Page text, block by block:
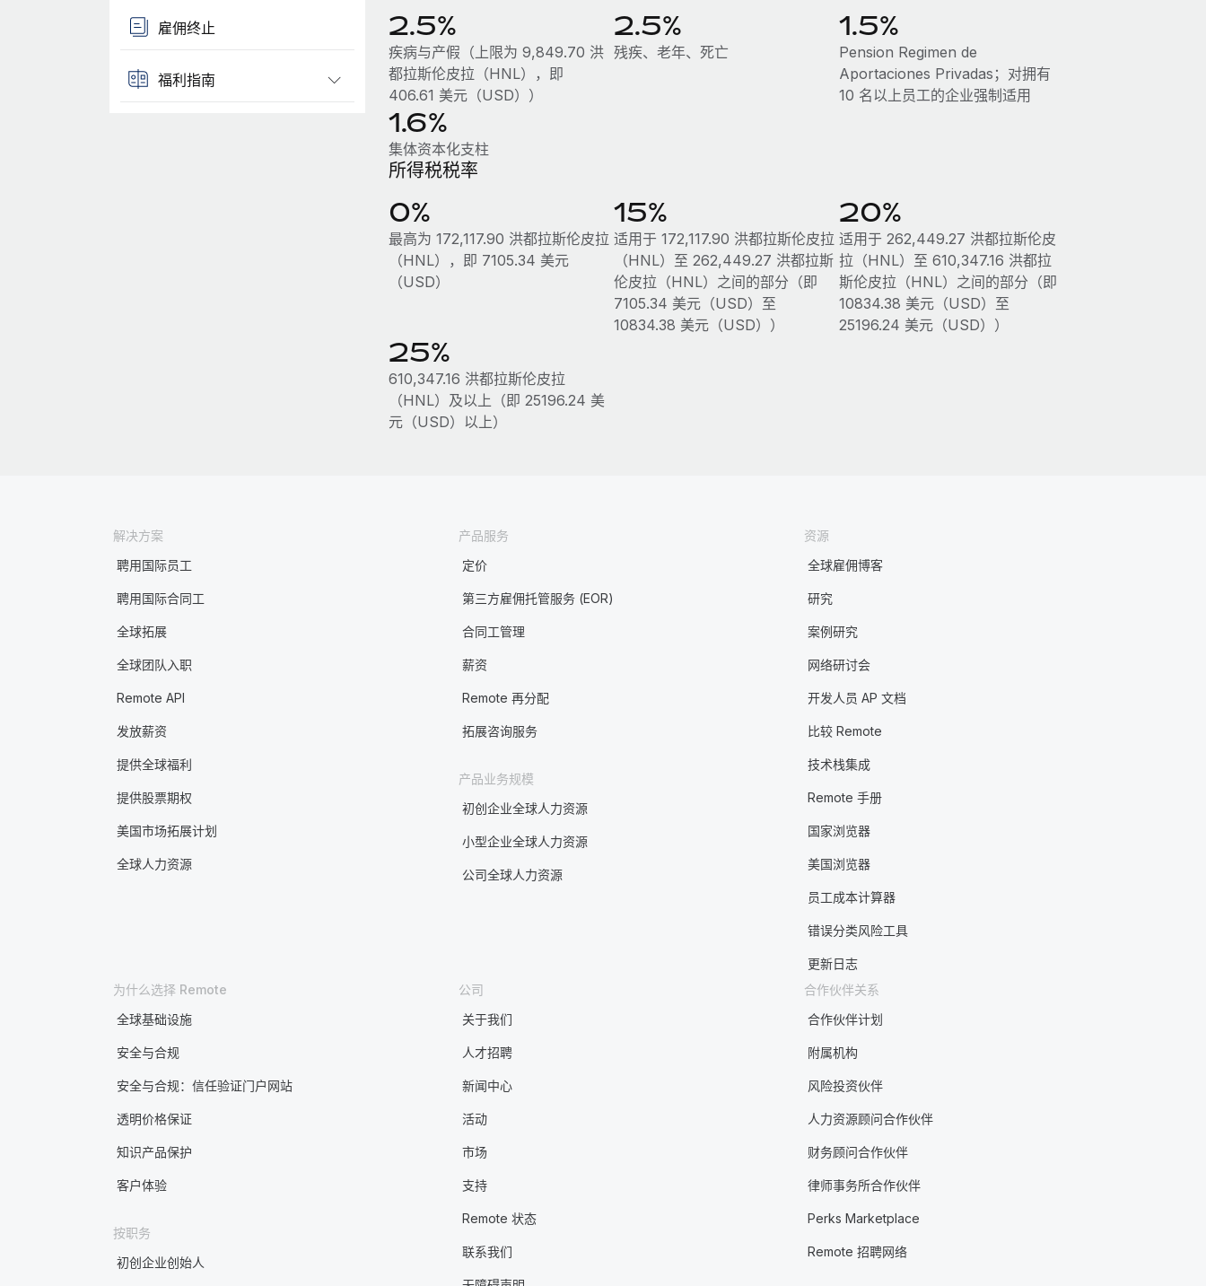
雇佣终止
福利指南
2.5%
疾病与产假（上限为 9,849.70 洪
都拉斯伦皮拉（HNL），即
406.61 美元（USD））
2.5%
残疾、老年、死亡
1.5%
Pension Regimen de
Aportaciones Privadas；对拥有
10 名以上员工的企业强制适用
1.6%
集体资本化支柱
所得税税率
0%
最高为 172,117.90 洪都拉斯伦皮拉
（HNL），即 7105.34 美元
（USD）
15%
适用于 172,117.90 洪都拉斯伦皮拉
（HNL）至 262,449.27 洪都拉斯
伦皮拉（HNL）之间的部分（即
7105.34 美元（USD）至
10834.38 美元（USD））
20%
适用于 262,449.27 洪都拉斯伦皮
拉（HNL）至 610,347.16 洪都拉
斯伦皮拉（HNL）之间的部分（即
10834.38 美元（USD）至
25196.24 美元（USD））
25%
610,347.16 洪都拉斯伦皮拉
（HNL）及以上（即 25196.24 美
元（USD）以上）
解决方案
聘用国际员工
聘用国际合同工
全球拓展
全球团队入职
Remote API
发放薪资
提供全球福利
提供股票期权
美国市场拓展计划
全球人力资源
产品服务
定价
第三方雇佣托管服务 (EOR)
合同工管理
薪资
Remote 再分配
拓展咨询服务
产品业务规模
初创企业全球人力资源
小型企业全球人力资源
公司全球人力资源
资源
全球雇佣博客
研究
案例研究
网络研讨会
开发人员 AP 文档
比较 Remote
技术栈集成
Remote 手册
国家浏览器
美国浏览器
员工成本计算器
错误分类风险工具
更新日志
为什么选择 Remote
全球基础设施
安全与合规
安全与合规：信任验证门户网站
透明价格保证
知识产品保护
客户体验
按职务
初创企业创始人
公司
关于我们
人才招聘
新闻中心
活动
市场
支持
Remote 状态
联系我们
合作伙伴关系
合作伙伴计划
附属机构
风险投资伙伴
人力资源顾问合作伙伴
财务顾问合作伙伴
律师事务所合作伙伴
Perks Marketplace
Remote 招聘网络